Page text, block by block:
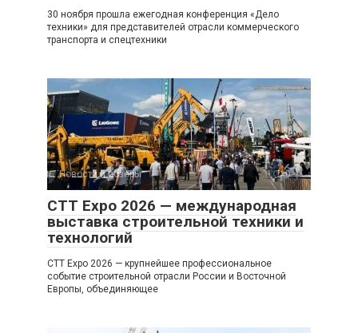
30 ноября прошла ежегодная конференция «Дело
техники» для представителей отрасли коммерческого
транспорта и спецтехники
Новости и обзоры 0
CTT Expo 2026 — международная
выставка строительной техники и
технологий
CTT Expo 2026 — крупнейшее профессиональное
событие строительной отрасли России и Восточной
Европы, объединяющее